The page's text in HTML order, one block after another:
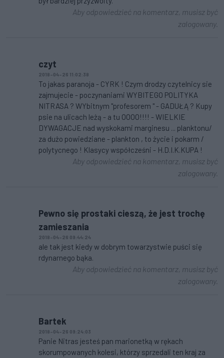
Aby odpowiedzieć na komentarz, musisz być
zalogowany.
czyt
2018-04-26 11:02:38
To jakas paranoja - CYRK ! Czym drodzy czytelnicy sie
zajmujecie - poczynaniami WYBITEGO POLITYKA
NITRASA ? WYbitnym "profesorem " - GADUŁĄ ? Kupy
psie na ulicach leżą - a tu OOOO!!!! - WIELKIE
DYWAGACJE nad wyskokami marginesu ... planktonu/
za dużo powiedziane - plankton , to życie i pokarm /
polytycnego ! Klasycy współcześni - H.D.I.K.KUPA !
Aby odpowiedzieć na komentarz, musisz być
zalogowany.
Pewno się prostaki cieszą, że jest trochę
zamieszania
2018-04-26 09:44:24
ale tak jest kiedy w dobrym towarzystwie puści się
rdynarnego bąka.
Aby odpowiedzieć na komentarz, musisz być
zalogowany.
Bartek
2018-04-26 09:24:03
Panie Nitras jesteś pan marionetką w rękach
skorumpowanych kolesi, którzy sprzedali ten kraj za